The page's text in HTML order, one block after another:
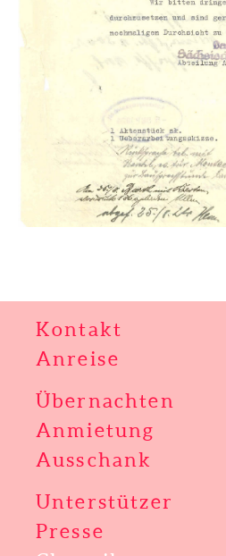
Kontakt
Anreise
Übernachten
Anmietung
Ausschank
Unterstützer
Presse